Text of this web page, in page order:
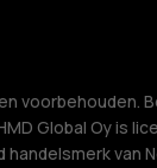
voorbehouden.
Global Oy is
van